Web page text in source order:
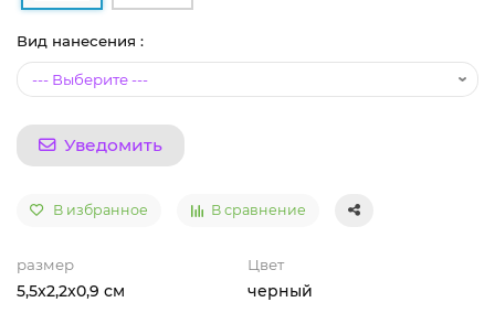
Вид нанесения :
Уведомить
В избранное В сравнение
размер
5,5x2,2x0,9 см
Цвет
черный